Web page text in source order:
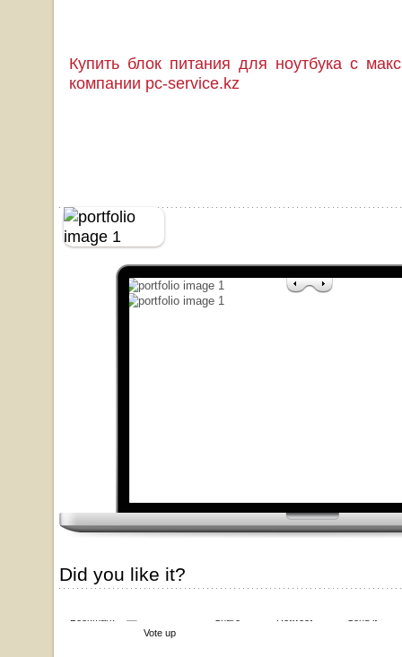
Купить блок питания для ноутбука с
компании pc-service.kz
Did you like it?
Vote up